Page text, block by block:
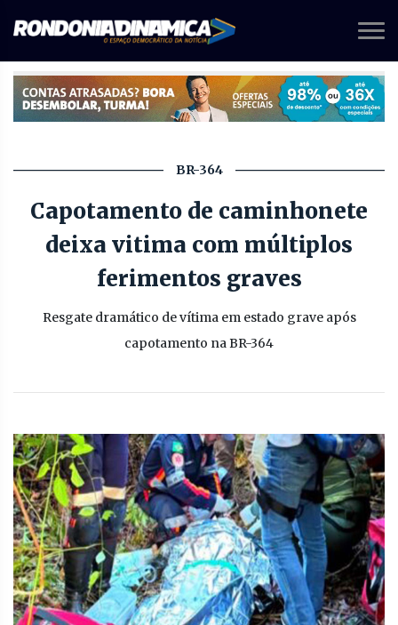
BR-364
Capotamento de caminhonete
deixa vitima com múltiplos
ferimentos graves
Resgate dramático de vítima em estado grave após
capotamento na BR-364